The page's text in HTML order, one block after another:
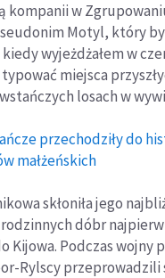
kompanii w
Motyl, który
wyjeżdżałem w
typować miejsca
losach w
przechodziły do
małżeńskich
skłoniła jego
dóbr najpierw
Kijowa. Podczas wojny
Rylscy przeprowadzili